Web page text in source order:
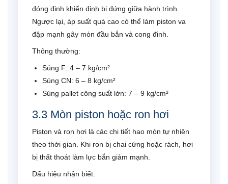
đóng đinh khiến đinh bị đứng giữa hành trình.
Ngược lại, áp suất quá cao có thể làm piston va
đập mạnh gây mòn đầu bắn và cong đinh.
Thông thường:
Súng F: 4 – 7 kg/cm²
Súng CN: 6 – 8 kg/cm²
Súng pallet công suất lớn: 7 – 9 kg/cm²
3.3 Mòn piston hoặc ron hơi
Piston và ron hơi là các chi tiết hao mòn tự nhiên
theo thời gian. Khi ron bị chai cứng hoặc rách, hơi
bị thất thoát làm lực bắn giảm mạnh.
Dấu hiệu nhận biết: